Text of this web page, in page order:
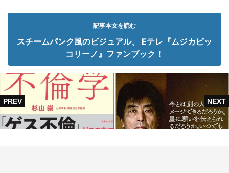
記事本文を読む
スチームパンク風のビジュアル、 Eテレ『ムジカピッ
コリーノ』ファンブック！